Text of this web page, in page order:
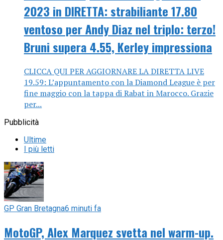
2023 in DIRETTA: strabiliante 17.80
ventoso per Andy Diaz nel triplo: terzo!
Bruni supera 4.55, Kerley impressiona
CLICCA QUI PER AGGIORNARE LA DIRETTA LIVE
19.59: L’appuntamento con la Diamond League è per
fine maggio con la tappa di Rabat in Marocco. Grazie
per...
Pubblicità
Ultime
I più letti
GP Gran Bretagna6 minuti fa
MotoGP, Alex Marquez svetta nel warm-up.